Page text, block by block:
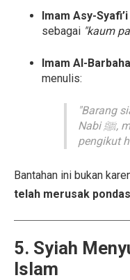
Imam Asy-Syafi’i
sebagai "kaum
Imam Al-
menulis:
"Barang
Nabi ﷺ, maka dia adalah
pengikut
Bantahan ini bukan
telah merusak
5. Syiah
Islam